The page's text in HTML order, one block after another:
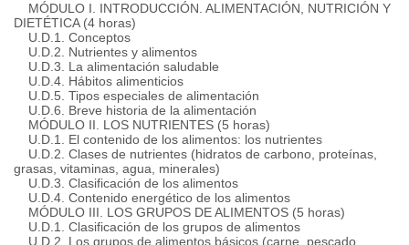
MÓDULO I. INTRODUCCIÓN. ALIMENTACIÓN, NUTRICIÓN Y
DIETÉTICA (4 horas)
U.D.1. Conceptos
U.D.2. Nutrientes y alimentos
U.D.3. La alimentación saludable
U.D.4. Hábitos alimenticios
U.D.5. Tipos especiales de alimentación
U.D.6. Breve historia de la alimentación
MÓDULO II. LOS NUTRIENTES (5 horas)
U.D.1. El contenido de los alimentos: los nutrientes
U.D.2. Clases de nutrientes (hidratos de carbono, proteínas,
grasas, vitaminas, agua, minerales)
U.D.3. Clasificación de los alimentos
U.D.4. Contenido energético de los alimentos
MÓDULO III. LOS GRUPOS DE ALIMENTOS (5 horas)
U.D.1. Clasificación de los grupos de alimentos
U.D.2. Los grupos de alimentos básicos (carne, pescado,